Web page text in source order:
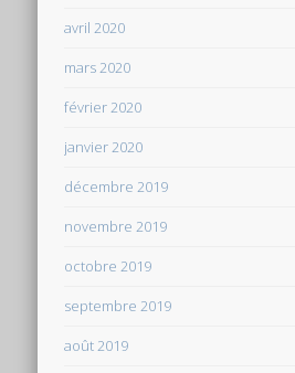
avril 2020
mars 2020
février 2020
janvier 2020
décembre 2019
novembre 2019
octobre 2019
septembre 2019
août 2019